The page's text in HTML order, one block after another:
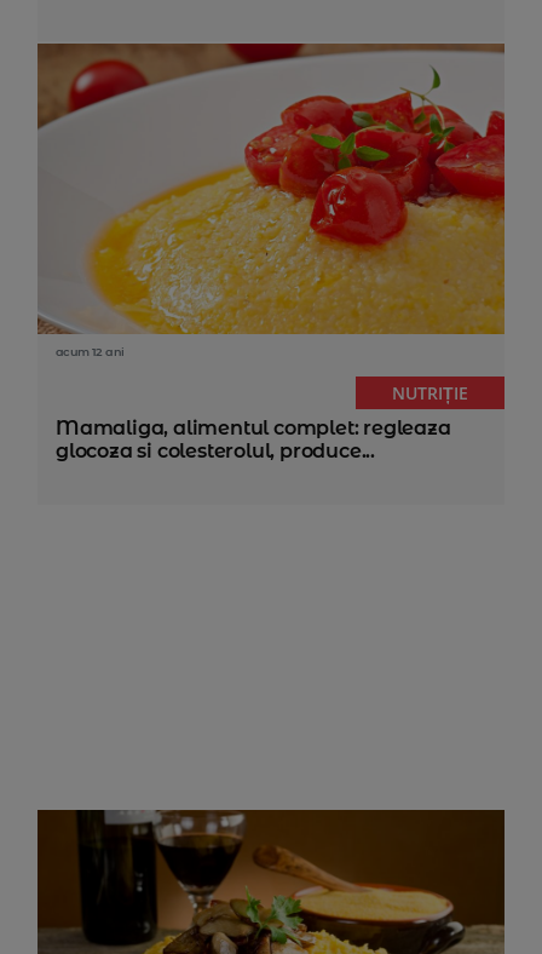
acum 12 ani
NUTRIȚIE
Mamaliga, alimentul complet: regleaza
glocoza si colesterolul, produce...